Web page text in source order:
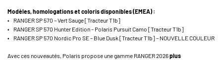
Modèles, homologations et coloris disponibles (EMEA) :
• RANGER SP 570 – Vert Sauge [Tracteur T1b]
• RANGER SP 570 Hunter Edition – Polaris Pursuit Camo [Tracteur T1b]
• RANGER SP 570 Nordic Pro SE – Blue Dusk [Tracteur T1b] – NOUVELLE COULEUR
Avec ces nouveautés, Polaris propose une gamme RANGER 2026plus